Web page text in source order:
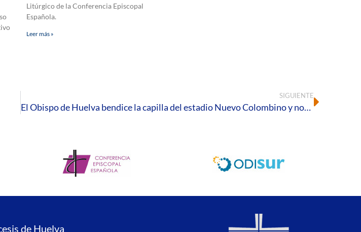
Litúrgico de la Conferencia Episcopal
Española.
Leer más »
SIGUIENTE
El Obispo de Huelva bendice la capilla del estadio Nuevo Colombino y nombra capellán del Recreativo de Huelva al sacerdote José Ramón Verea Acosta
de Huelva